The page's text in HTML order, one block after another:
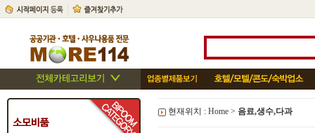
현재위치 : Home > 음료,생수,다과